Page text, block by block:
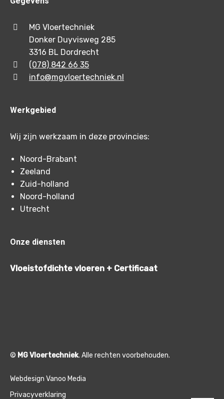
MG Vloertechniek
Donker Duyvisweg 285
3316 BL Dordrecht
(078) 842 66 35
info@mgvloertechniek.nl
Werkgebied
Wij zijn werkzaam in deze provincies:
Noord-Brabant
Zeeland
Zuid-holland
Noord-holland
Utrecht
Onze diensten
Vloeistofdichte vloeren + Certificaat
© MG Vloertechniek. Alle rechten voorbehouden.
Webdesign Vanoo Media
Privacyverklaring